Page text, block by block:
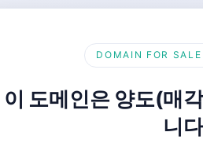
DOMAIN FOR SALE
이 도메인은 양도(매
니다